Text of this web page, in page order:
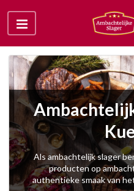
Als ambachtelijk slager
producten op
authentieke smaak van